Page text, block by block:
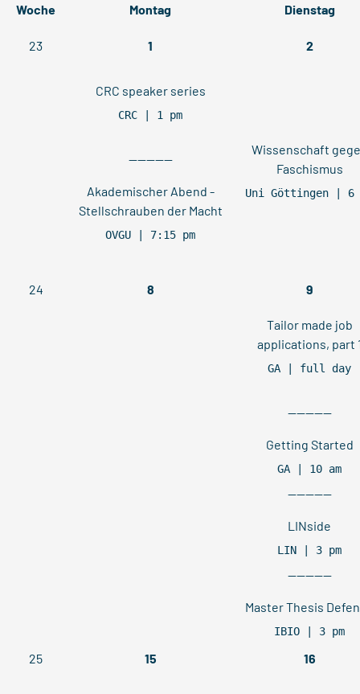
Woche Montag Dienstag
23 1 2
CRC speaker series
CRC | 1 pm
----------
Akademischer Abend -
Stellschrauben der Macht
OVGU | 7:15 pm
Wissenschaft
Faschismus
Uni Göttingen | 6
24 8 9
Tailor made job
applications, part
GA | full day
----------
Getting Started
GA | 10 am
----------
LINside
LIN | 3 pm
----------
Master Thesis
IBIO | 3 pm
25 15 16